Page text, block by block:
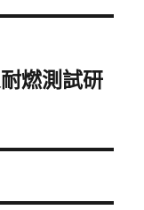
燃測試研